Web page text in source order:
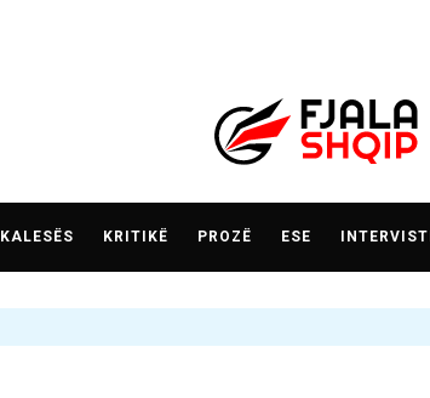
KRITIKË PROZË ESE